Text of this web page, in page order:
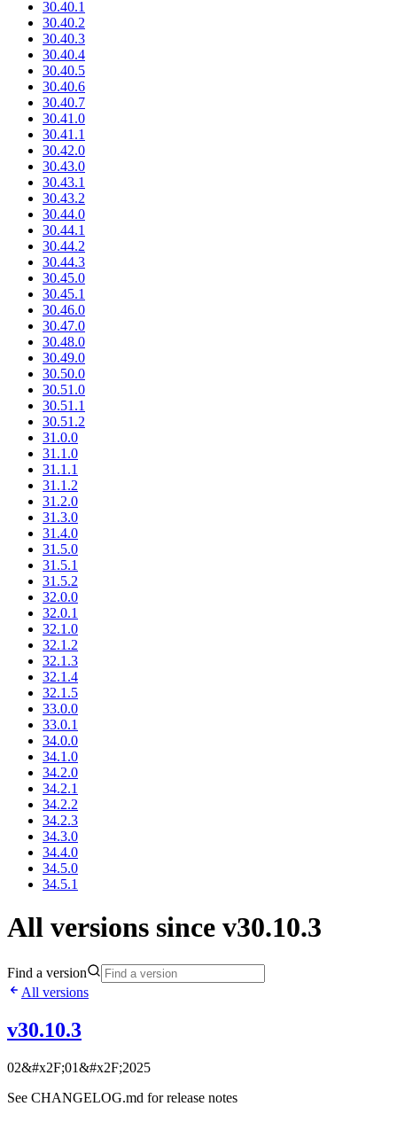
30.40.1
30.40.2
30.40.3
30.40.4
30.40.5
30.40.6
30.40.7
30.41.0
30.41.1
30.42.0
30.43.0
30.43.1
30.43.2
30.44.0
30.44.1
30.44.2
30.44.3
30.45.0
30.45.1
30.46.0
30.47.0
30.48.0
30.49.0
30.50.0
30.51.0
30.51.1
30.51.2
31.0.0
31.1.0
31.1.1
31.1.2
31.2.0
31.3.0
31.4.0
31.5.0
31.5.1
31.5.2
32.0.0
32.0.1
32.1.0
32.1.2
32.1.3
32.1.4
32.1.5
33.0.0
33.0.1
34.0.0
34.1.0
34.2.0
34.2.1
34.2.2
34.2.3
34.3.0
34.4.0
34.5.0
34.5.1
All versions since v30.10.3
Find a version
All versions
v30.10.3
02&#x2F;01&#x2F;2025
See CHANGELOG.md for release notes